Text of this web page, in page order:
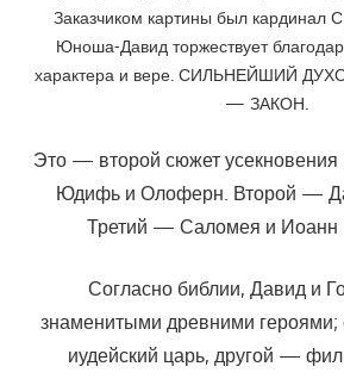
Заказчиком картины был кардинал
Юноша-Давид торжествует
характера и вере. СИЛЬНЕЙШИЙ
— ЗАКОН.
Это — второй сюжет
Юдифь и Олоферн. Второй —
Третий — Саломея и Иоанн
Согласно библии, Давид и
знаменитыми древними
иудейский царь, другой —